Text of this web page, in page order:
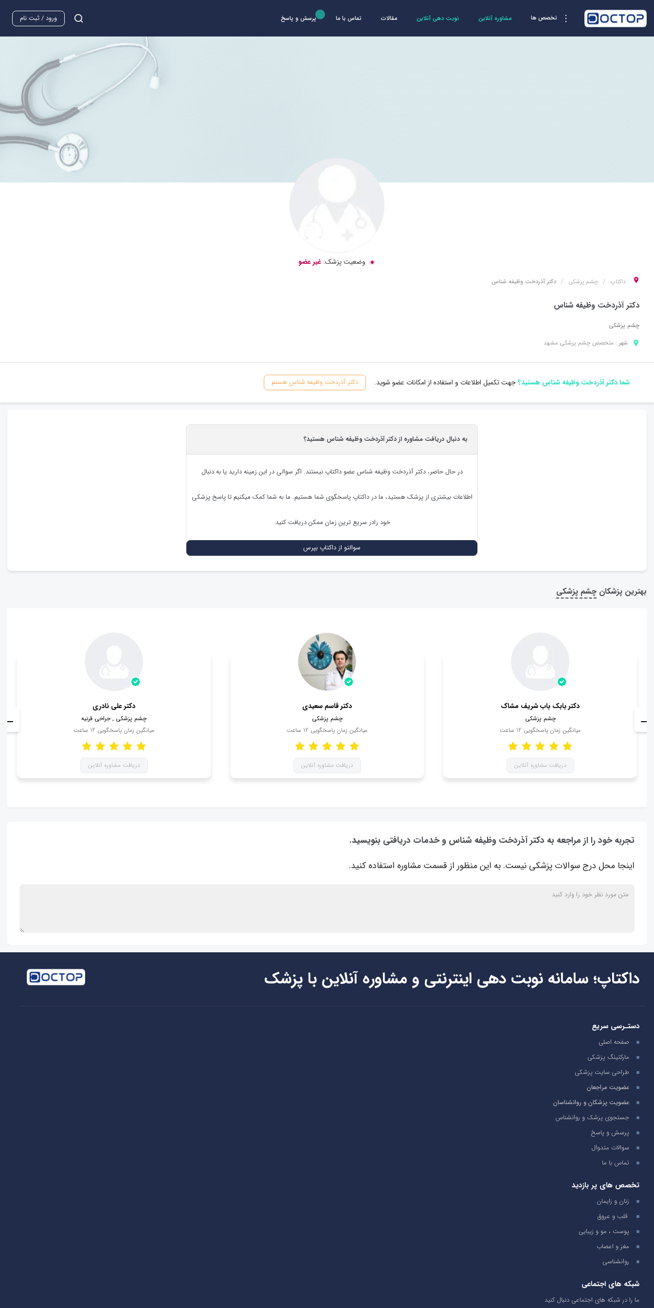
تخصص ها مشاوره آنلاین نوبت دهی آنلاین مقالات تماس با ما پرسش و پاسخ ورود / ثبت نام
وضعیت پزشک: غیر عضو
داکتاپ چشم پزشکی دکتر آذردخت وظیفه شناس
دکتر آذردخت وظیفه شناس
چشم پزشکی
شهر : متخصص چشم پزشکی مشهد
شما دکتر آذردخت وظیفه شناس هستید؟جهت تکمیل اطلاعات و استفاده از امکانات عضو شوید. دکتر آذردخت وظیفه شناس هستم
به دنبال دریافت مشاوره از دکتر آذردخت وظیفه شناس هستید؟
در حال حاضر،دکتر آذردخت وظیفه شناسعضو داکتاپ نیستند. اگر سوالی در این زمینه دارید یا به دنبال
اطلاعات بیشتری از پزشک هستید، ما در داکتاپ پاسخگوی شما هستیم. ما به شما کمک میکنیم تا پاسخ پزشکی
خود رادر سریع ترین زمان ممکن دریافت کنید.
سوالتو از داکتاپ بپرس
بهترین پزشکان چشم پزشکی
دکتر علی نادری
چشم پزشکی , جراحی قرنیه
میانگین زمان پاسخگویی 12 ساعت
دریافت مشاوره آنلاین
دکتر قاسم سعیدی
چشم پزشکی
میانگین زمان پاسخگویی 12 ساعت
دریافت مشاوره آنلاین
دکتر بابک باب شریف مشاک
چشم پزشکی
میانگین زمان پاسخگویی 12 ساعت
دریافت مشاوره آنلاین
تجربه خود را از مراجعه به دکتر آذردخت وظیفه شناس و خدمات دریافتی بنویسید.
اینجا محل درج سوالات پزشکی نیست. به این منظور از قسمت مشاوره استفاده کنید.
داکتاپ؛ سامانه نوبت دهی اینترنتی و مشاوره آنلاین با پزشک
دستـرسی سریع
صفحه اصلی
مارکتینگ پزشکی
طراحی سایت پزشکی
عضویت مراجعان
عضویت پزشکان و روانشناسان
جستجوی پزشک و روانشناس
پرسش و پاسخ
سوالات متدوال
تماس با ما
تخصص های پر بازدید
زنان و زایمان
قلب و عروق
پوست ، مو و زیبایی
مغز و اعصاب
روانشناسی
شبکه های اجتماعی
ما را در شبکه های اجتماعی دنبال کنید